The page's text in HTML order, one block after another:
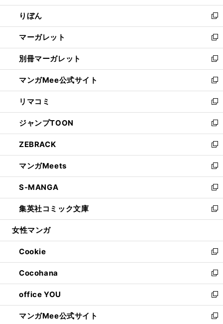
開
く
ウ
で
開
く
ン
ド
ウ
で
開
く
ウ
ィ
ン
ド
ウ
で
開
く
りぼん
新
し
い
ウ
ィ
ン
ド
ウ
で
開
く
マーガレット
新
し
い
ウ
ィ
ン
ド
ウ
で
開
く
別冊マーガレット
新
し
い
ウ
ィ
ン
ド
ウ
で
開
く
マンガMee公式サイト
新
し
い
ウ
ィ
ン
ド
ウ
で
開
く
リマコミ
新
し
い
ウ
ィ
ン
ド
ウ
で
開
く
ジャンプTOON
新
し
い
ウ
ィ
ン
ド
ウ
で
開
ZEBRACK
新
し
い
ウ
ィ
ン
ド
ウ
開
く
マンガMeets
新
し
い
ウ
ィ
ン
ウ
で
開
く
S-MANGA
新
し
い
ウ
ン
ド
ウ
で
開
く
集英社コミック文庫
新
し
ウ
ィ
ン
ド
ウ
で
開
く
女性マンガ
Cookie
新
し
い
ウ
ィ
ン
ド
Cocohana
新
し
い
ウ
ィ
office YOU
新
し
い
マンガMee公式サイト 新